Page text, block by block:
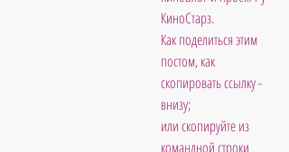
КиноСтарз.
Как поделиться этим
постом, как
скопировать ссылку -
внизу;
или скопируйте из
командной строки